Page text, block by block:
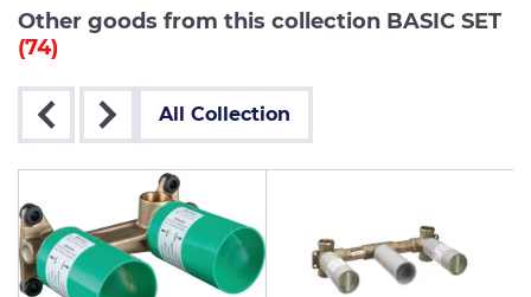
Other goods from this collection BASIC SET
(74)
All Collection